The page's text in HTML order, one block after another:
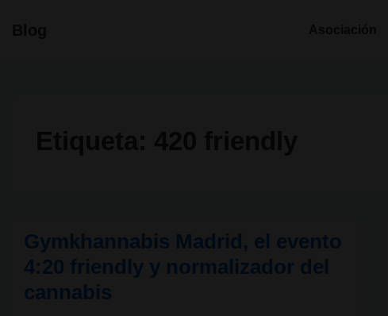
Gymkhannabis Madrid, el evento
4:20 friendly y normalizador del
cannabis